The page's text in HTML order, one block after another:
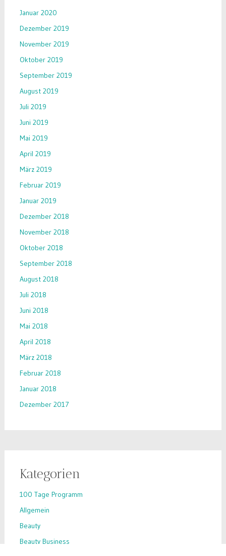
Januar 2020
Dezember 2019
November 2019
Oktober 2019
September 2019
August 2019
Juli 2019
Juni 2019
Mai 2019
April 2019
März 2019
Februar 2019
Januar 2019
Dezember 2018
November 2018
Oktober 2018
September 2018
August 2018
Juli 2018
Juni 2018
Mai 2018
April 2018
März 2018
Februar 2018
Januar 2018
Dezember 2017
Kategorien
100 Tage Programm
Allgemein
Beauty
Beauty Business